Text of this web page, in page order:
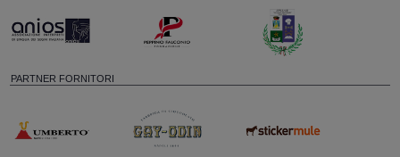
PARTNER FORNITORI